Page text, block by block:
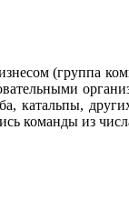
(группа
катальпы,
команды из